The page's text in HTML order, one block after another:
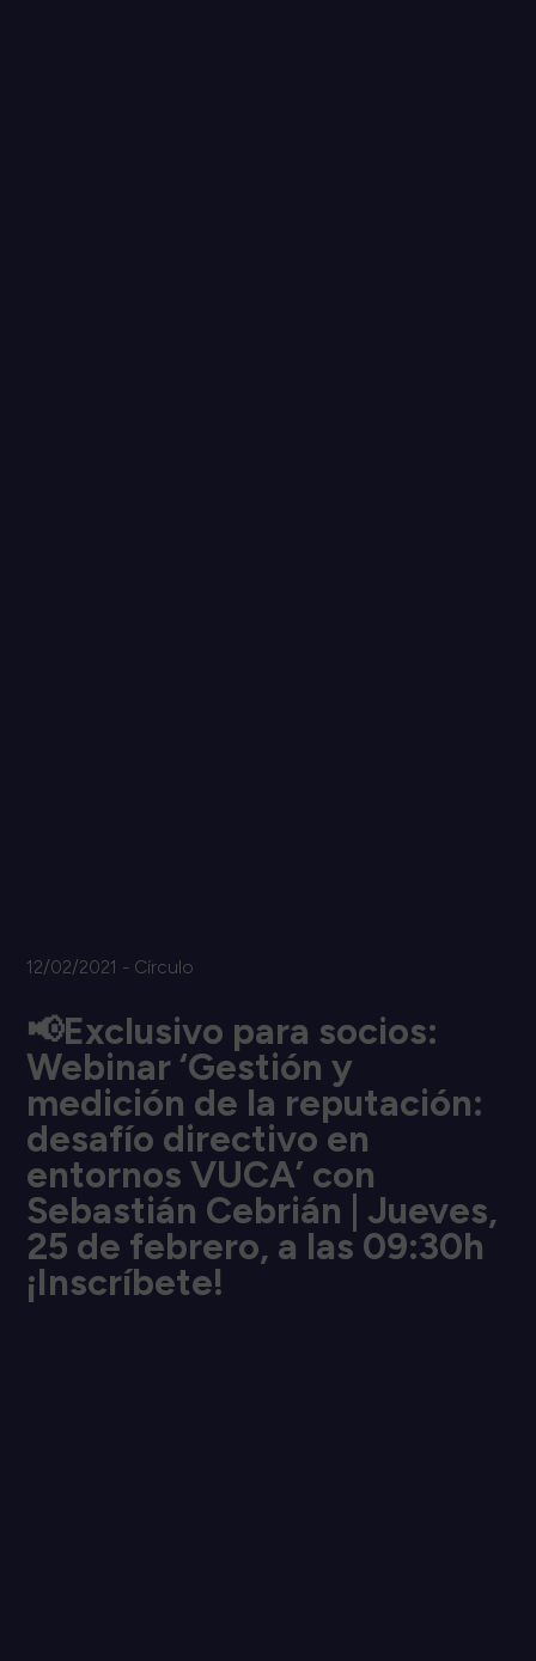
12/02/2021 - Círculo
📢Exclusivo para socios:
Webinar ‘Gestión y
medición de la reputación:
desafío directivo en
entornos VUCA’ con
Sebastián Cebrián | Jueves,
25 de febrero, a las 09:30h
¡Inscríbete!